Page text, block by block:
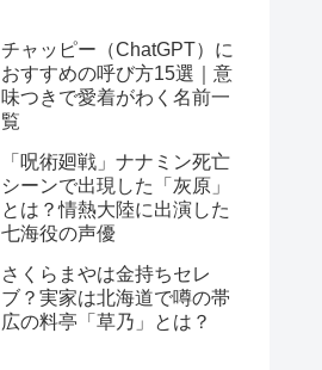
チャッピー（ChatGPT）に
おすすめの呼び方15選｜意
味つきで愛着がわく名前一
覧
「呪術廻戦」ナナミン死亡
シーンで出現した「灰原」
とは？情熱大陸に出演した
七海役の声優
さくらまやは金持ちセレ
ブ？実家は北海道で噂の帯
広の料亭「草乃」とは？